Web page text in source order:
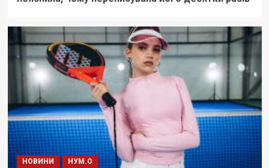
НОВИНИ НУМ.О